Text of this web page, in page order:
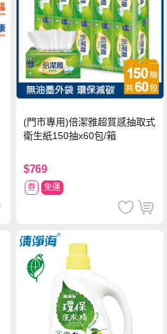
(門市專用)倍潔雅超質感抽取式
衛生紙150抽x60包/箱
$769
券 免運